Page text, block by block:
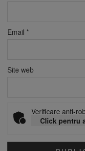
Email *
Site web
Verificare anti-
Click pentru